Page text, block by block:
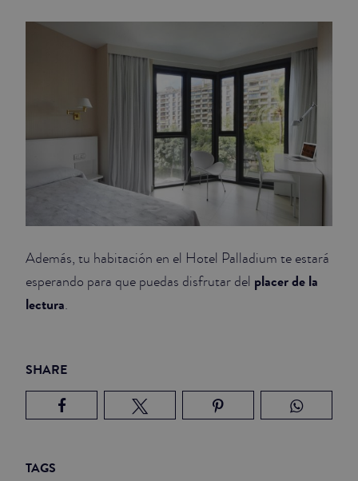
Además, tu habitación en el Hotel Palladium te estará
esperando para que puedas disfrutar del placer de la
lectura.
SHARE
TAGS